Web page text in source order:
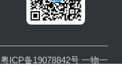
粤ICP备19078842号 一物一